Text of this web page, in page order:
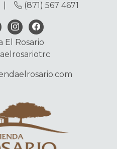
(871) 567 4671
El Rosario